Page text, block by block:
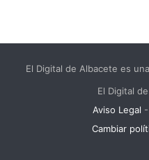
El Digital de Albacete es
El Digital
Aviso Legal -
Cambiar